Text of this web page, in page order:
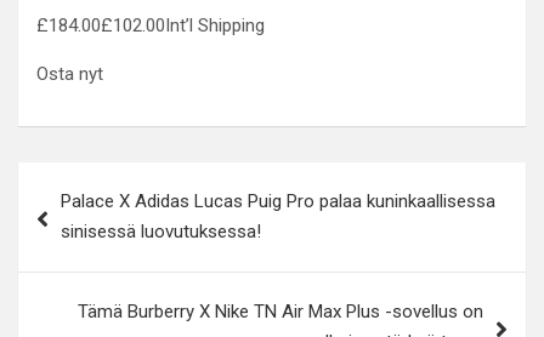
£184.00£102.00Int’l Shipping
Osta nyt
navigation
Palace X Adidas Lucas Puig Pro palaa kuninkaallisessa
sinisessä luovutuksessa!
Tämä Burberry X Nike TN Air Max Plus -sovellus on